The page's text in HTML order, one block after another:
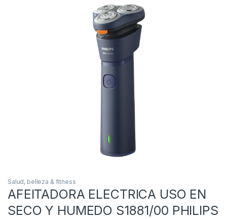
Salud, belleza & fitness
AFEITADORA ELECTRICA USO EN
SECO Y HUMEDO S1881/00 PHILIPS